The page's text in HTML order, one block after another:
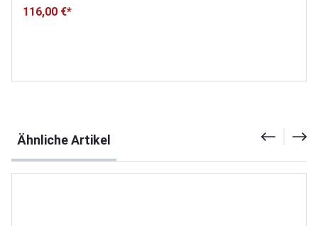
116,00 €*
Ähnliche Artikel